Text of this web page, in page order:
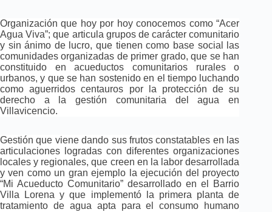
Organización que hoy por hoy conocemos como “Acer
Agua Viva”; que articula grupos de carácter comunitario
y sin ánimo de lucro, que tienen como base social las
comunidades organizadas de primer grado, que se han
constituido en acueductos comunitarios rurales o
urbanos, y que se han sostenido en el tiempo luchando
como aguerridos centauros por la protección de su
derecho a la gestión comunitaria del agua en
Villavicencio.
Gestión que viene dando sus frutos constatables en las
articulaciones logradas con diferentes organizaciones
locales y regionales, que creen en la labor desarrollada
y ven como un gran ejemplo la ejecución del proyecto
“Mi Acueducto Comunitario” desarrollado en el Barrio
Villa Lorena y que implementó la primera planta de
tratamiento de agua apta para el consumo humano